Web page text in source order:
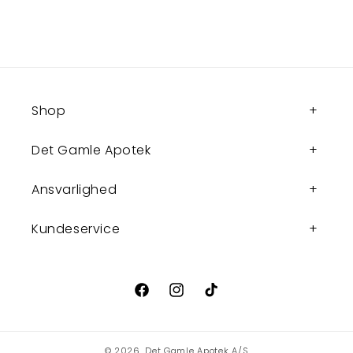
Shop
Det Gamle Apotek
Ansvarlighed
Kundeservice
FacebookInstagram
TikTok